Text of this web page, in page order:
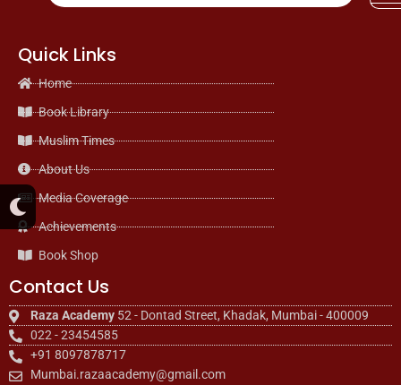
Quick Links
Home
Book Library
Muslim Times
About Us
Media Coverage
Achievements
Book Shop
Contact Us
Raza Academy52 - Dontad Street, Khadak, Mumbai - 400009
022 - 23454585
+91 8097878717
Mumbai.razaacademy@gmail.com
M
o
o
n